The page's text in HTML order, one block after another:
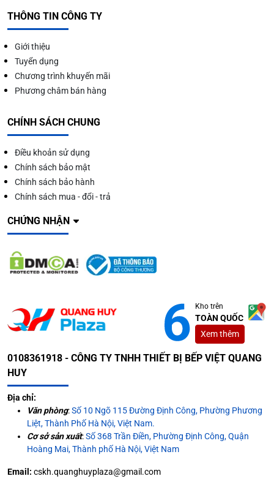
THÔNG TIN CÔNG TY
Giới thiệu
Tuyển dụng
Chương trình khuyến mãi
Phương châm bán hàng
CHÍNH SÁCH CHUNG
Điều khoản sử dụng
Chính sách bảo mật
Chính sách bảo hành
Chính sách mua - đổi - trả
CHỨNG NHẬN
Kho trên
TOÀN QUỐC
Xem thêm
0108361918 - CÔNG TY TNHH THIẾT BỊ BẾP VIỆT QUANG
HUY
Địa chỉ:
Văn phòng:Số 10 Ngõ 115 Đường Định Công, Phường Phương
Liệt, Thành Phố Hà Nội, Việt Nam.
Cơ sở sản xuất:Số 368 Trần Điền, Phường Định Công, Quận
Hoàng Mai, Thành phố Hà Nội, Việt Nam
Email: cskh.quanghuyplaza@gmail.com